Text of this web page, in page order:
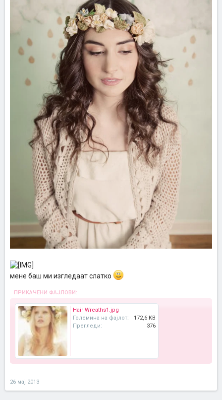
мене баш ми изгледаат слатко
ПРИКАЧЕНИ ФАЈЛОВИ:
Hair Wreaths1.jpg
Големина на фајлот:
172,6 KB
Прегледи:
376
26 мај 2013